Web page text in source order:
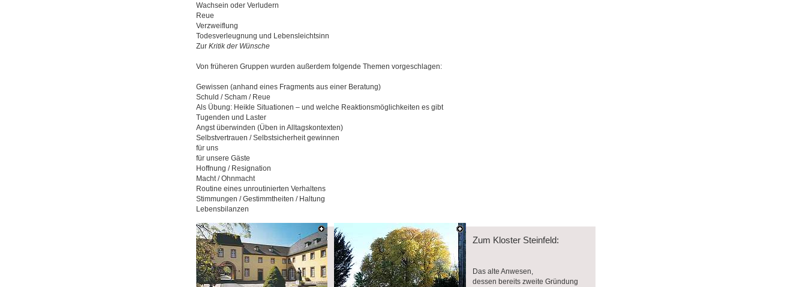
Wachsein oder Verludern
Reue
Verzweiflung
Todesverleugnung und Lebensleichtsinn
Zur Kritik der Wünsche
Von früheren Gruppen wurden außerdem folgende Themen vorgeschlagen:
Gewissen (anhand eines Fragments aus einer Beratung)
Schuld / Scham / Reue
Als Übung: Heikle Situationen ‒ und welche Reaktionsmöglichkeiten es gibt
Tugenden und Laster
Angst überwinden (Üben in Alltagskontexten)
Selbstvertrauen / Selbstsicherheit gewinnen
für uns
für unsere Gäste
Hoffnung / Resignation
Macht / Ohnmacht
Routine eines unroutinierten Verhaltens
Stimmungen / Gestimmtheiten / Haltung
Lebensbilanzen
Zum Kloster Steinfeld:
Das alte Anwesen,
dessen bereits zweite Gründung